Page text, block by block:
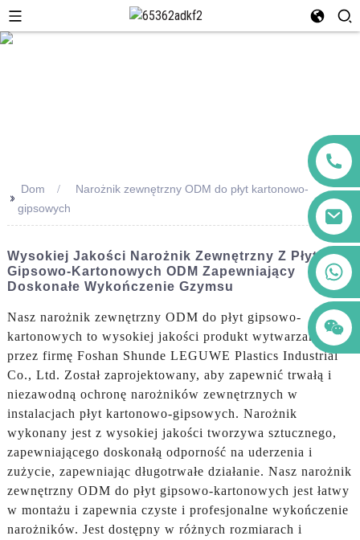
+86 123456789122
>>
Dom
Narożnik zewnętrzny ODM do płyt kartonowo-
gipsowych
Wysokiej Jakości Narożnik Zewnętrzny Z Płyt
Gipsowo-Kartonowych ODM Zapewniający
Doskonałe Wykończenie Gzymsu
Nasz narożnik zewnętrzny ODM do płyt gipsowo-
kartonowych to wysokiej jakości produkt wytwarzany
przez firmę Foshan Shunde LEGUWE Plastics Industrial
Co., Ltd. Został zaprojektowany, aby zapewnić trwałą i
niezawodną ochronę narożników zewnętrznych w
instalacjach płyt kartonowo-gipsowych. Narożnik
wykonany jest z wysokiej jakości tworzywa sztucznego,
zapewniającego doskonałą odporność na uderzenia i
zużycie, zapewniając długotrwałe działanie. Nasz narożnik
zewnętrzny ODM do płyt gipsowo-kartonowych jest łatwy
w montażu i zapewnia czyste i profesjonalne wykończenie
narożników. Jest dostępny w różnych rozmiarach i